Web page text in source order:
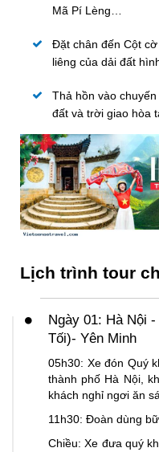
Mã Pí Lèng…
Đặt chân đến Cột
liêng của dải đất
Thả hồn vào
đất và trời giao hòa
Lịch trình tour
Ngày 01: Hà Nội
Tối)- Yên Minh
05h30: Xe đón Quý
thành phố Hà Nội,
khách nghỉ ngơi ăn
11h30: Đoàn dùng
Chiều: Xe đưa quý